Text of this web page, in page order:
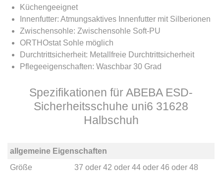
Küchengeeignet
Innenfutter: Atmungsaktives Innenfutter mit Silberionen
Zwischensohle: Zwischensohle Soft-PU
ORTHOstat Sohle möglich
Durchtrittsicherheit: Metallfreie Durchtrittsicherheit
Pflegeeigenschaften: Waschbar 30 Grad
Spezifikationen für ABEBA ESD-
Sicherheitsschuhe uni6 31628
Halbschuh
allgemeine Eigenschaften
Größe
37 oder 42 oder 44oder 46 oder 48